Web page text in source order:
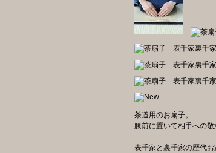
茶道用のお扇子。
膝前に置いて相手への
表千家と裏千家の歴代お